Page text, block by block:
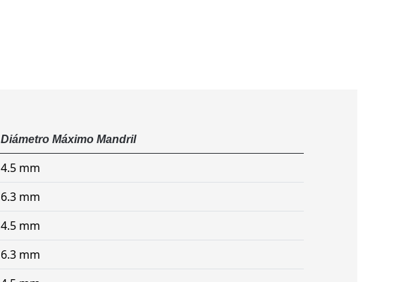
Diámetro Máximo Mandril
4.5 mm
6.3 mm
4.5 mm
6.3 mm